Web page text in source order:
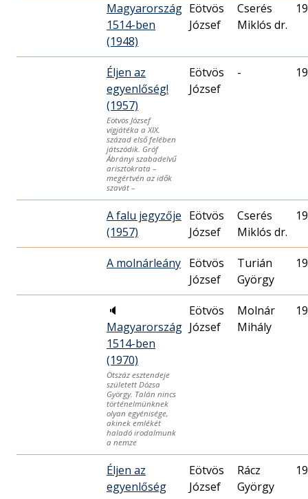
Magyarország
1514-ben
(1948)
Eötvös
József
Cserés
Miklós dr.
Éljen az
egyenlőség!
(1957)
Eötvös József
vígjátéka a XIX.
század első felében
játszódik. Gróf
Ábrányi szabadelvű
arisztokrata –
megértvén az idők
szavát –
Eötvös
József
-
A falu jegyzője
(1957)
Eötvös
József
Cserés
Miklós dr.
A molnárleány Eötvös
József
Turián
György
🔈
Magyarország
1514-ben
(1970)
Ötszáz esztendeje
született Dózsa
György. Talán nincs
történelmünknek
olyan egyénisége,
akinek emlékét
haladó irodalmunk
a nemze
Eötvös
József
Molnár
Mihály
Éljen az
egyenlőség
Eötvös
József
Rácz
György